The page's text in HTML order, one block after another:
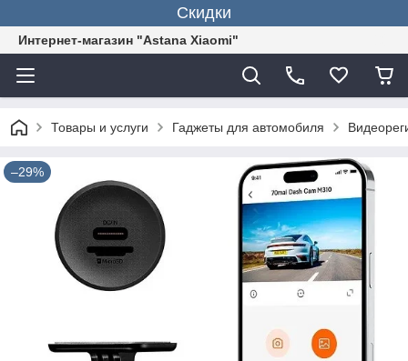
Скидки
Интернет-магазин "Astana Xiaomi"
Товары и услуги Гаджеты для автомобиля
–29%